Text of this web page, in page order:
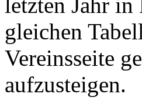
letzten Jahr in
gleichen
Vereinsseite
aufzusteigen.